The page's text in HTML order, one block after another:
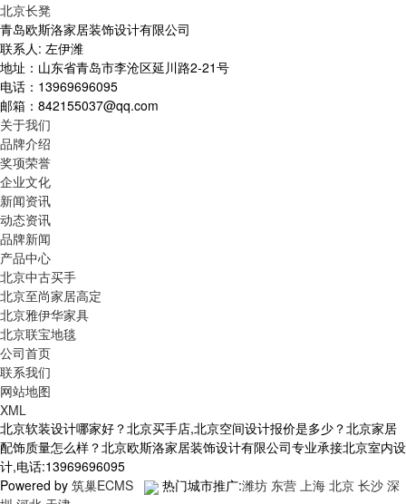
北京长凳
青岛欧斯洛家居装饰设计有限公司
联系人: 左伊潍
地址：山东省青岛市李沧区延川路2-21号
电话：13969696095
邮箱：842155037@qq.com
关于我们
品牌介绍
奖项荣誉
企业文化
新闻资讯
动态资讯
品牌新闻
产品中心
北京中古买手
北京至尚家居高定
北京雅伊华家具
北京联宝地毯
公司首页
联系我们
网站地图
XML
北京软装设计哪家好？北京买手店,北京空间设计报价是多少？北京家居
配饰质量怎么样？北京欧斯洛家居装饰设计有限公司专业承接北京室内设
计,电话:13969696095
Powered by 筑巢ECMS 热门城市推广:潍坊 东营 上海 北京 长沙 深